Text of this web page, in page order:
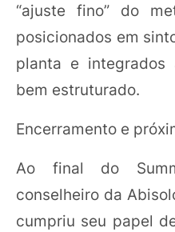
“ajuste fino” do
posicionados em
planta e
bem estruturado.
Encerramento e
Ao final do
conselheiro da
cumpriu seu papel